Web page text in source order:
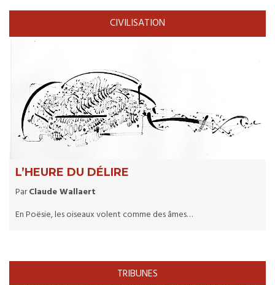
CIVILISATION
L’HEURE DU DÉLIRE
ParClaude Wallaert
En Poësie, les oiseaux volent comme des âmes…
TRIBUNES